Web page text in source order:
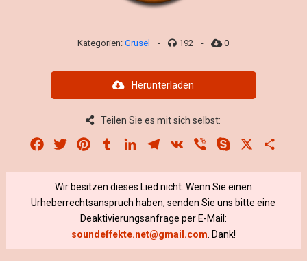
Kategorien:Grusel - 192 - 0
Herunterladen
Teilen Sie es mit sich selbst:
Facebook
Twitter PinterestTumblrLinkedInTelegram
VK Viber Skype
Wir besitzen dieses Lied nicht. Wenn Sie einen
Urheberrechtsanspruch haben, senden Sie uns bitte eine
Deaktivierungsanfrage per E-Mail:
soundeffekte.net@gmail.com . Dank!